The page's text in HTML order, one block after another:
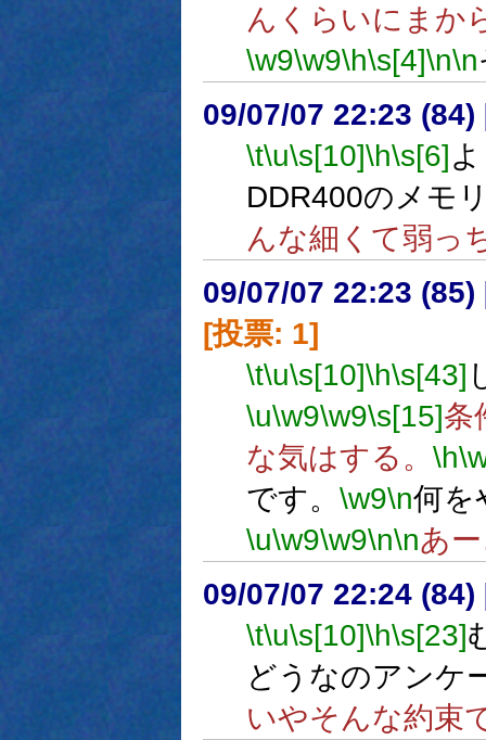
んくらいにまか
\w9\w9\h\s[4]\n\n
09/07/07 22:23 (84)
\t\u\s[10]\h\s[6]
DDR400のメモ
んな細くて弱っ
09/07/07 22:23 (85)
[投票: 1]
\t\u\s[10]\h\s[43]
\u\w9\w9\s[15]条
な気はする。 \h
です。 \w9\n何を
\u\w9\w9\n\nあ
09/07/07 22:24 (84)
\t\u\s[10]\h\s[23]
どうなのアンケ
いやそんな約束